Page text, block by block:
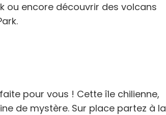
ou encore découvrir des volcans
pour vous ! Cette île chilienne,
de mystère. Sur place partez à la